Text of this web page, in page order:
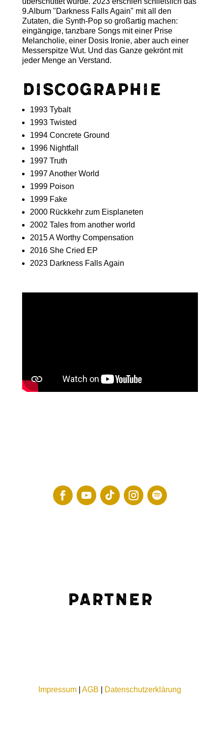
9.Album "Darkness Falls Again" mit all den
Zutaten, die Synth-Pop so großartig machen:
eingängige, tanzbare Songs mit einer Prise
Melancholie, einer Dosis Ironie, aber auch einer
Messerspitze Wut. Und das Ganze gekrönt mit
jeder Menge an Verstand.
Discographie
1993 Tybalt
1993 Twisted
1994 Concrete Ground
1996 Nightfall
1997 Truth
1997 Another World
1999 Poison
1999 Fake
2000 Rückkehr zum Eisplaneten
2002 Tales from another world
2015 A Worthy Compensation
2016 She Cried EP
2023 Darkness Falls Again
Partner
Impressum |AGB Datenschutzerklärung